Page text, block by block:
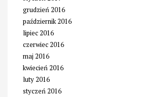
grudzień 2016
październik 2016
lipiec 2016
czerwiec 2016
maj 2016
kwiecień 2016
luty 2016
styczeń 2016